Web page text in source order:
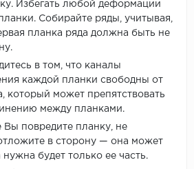
Избегать любой деформации
Собирайте ряды, учитывая,
планка ряда должна быть не
в том, что каналы
каждой планки свободны от
который может препятствовать
между планками.
Вы повредите планку, не
в сторону — она может
нужна будет только ее часть.